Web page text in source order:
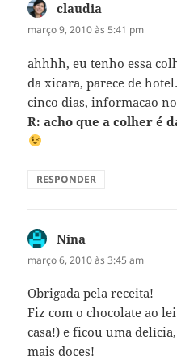
claudia
março 9, 2010 às 5:41 pm
ahhhh, eu tenho essa
da xicara, parece de
cinco dias, informacao
R: acho que a colher é
RESPONDER
Nina
março 6, 2010 às 3:45 am
Obrigada pela receita!
Fiz com o chocolate ao
casa!) e ficou uma
mais doces!